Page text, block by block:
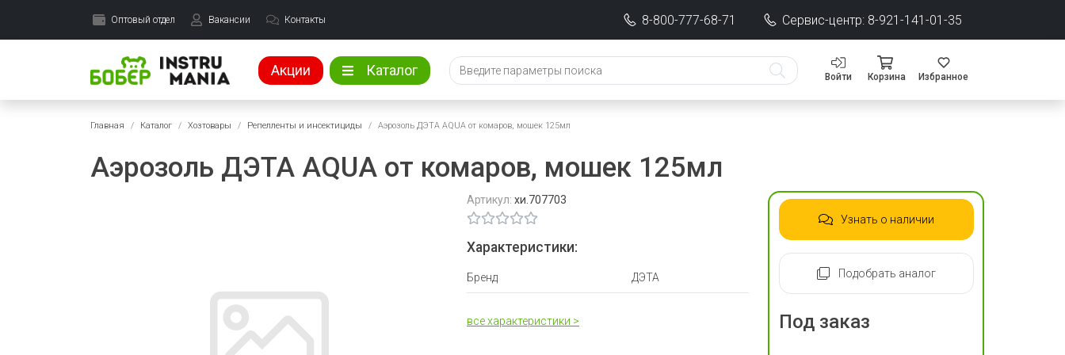
Оптовый отдел Вакансии Контакты 8-800-777-68-71 Сервис-центр: 8-921-141-01-35
Акции Каталог Войти Корзина Избранное
Главная Каталог Хозтовары Репелленты и инсектициды Аэрозоль ДЭТА AQUA от комаров, мошек 125мл
Аэрозоль ДЭТА AQUA от комаров, мошек 125мл
Артикул: хи.707703
Характеристики:
Бренд ДЭТА
все характеристики >
Узнать о наличии
Подобрать аналог
Под заказ